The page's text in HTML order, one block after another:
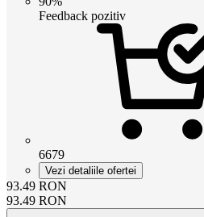
Feedback pozitiv
6679
Vezi detaliile ofertei
93.49 RON
93.49 RON